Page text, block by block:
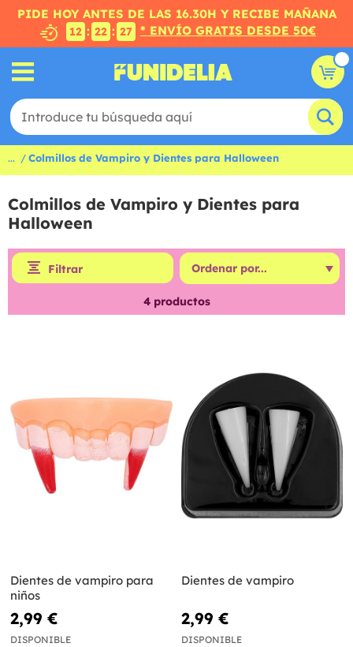
PIDE HOY ANTES DE LAS 16.30H Y RECIBE MAÑANA
12 : 22 : 26 * ENVÍO GRATIS DESDE 50€
... Colmillos de Vampiro y Dientes para Halloween
Colmillos de Vampiro y Dientes para
Halloween
Filtrar
4productos
Dientes de vampiro para
niños
2,99 €
DISPONIBLE
Dientes de vampiro
2,99 €
DISPONIBLE